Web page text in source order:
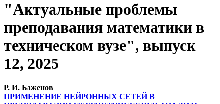
"Актуальные проблемы
преподавания математики в
техническом вузе", выпуск
12, 2025
Р. И. Баженов
ПРИМЕНЕНИЕ НЕЙРОННЫХ СЕТЕЙ В